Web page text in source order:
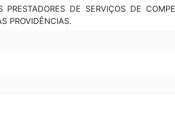
DE SERVIÇOS DE
PROVIDÊNCIAS.